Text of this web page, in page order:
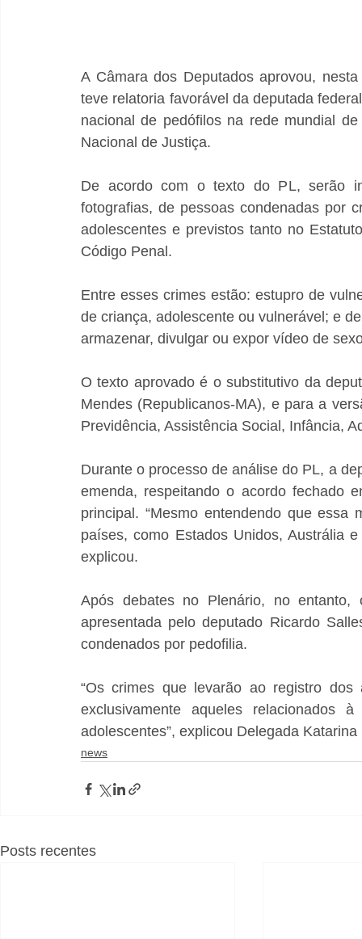
A Câmara dos Deputados aprovou,
teve relatoria favorável da deputada
nacional de pedófilos na rede mundial
Nacional de Justiça.
De acordo com o texto do PL, serão
fotografias, de pessoas condenadas por
adolescentes e previstos tanto no
Código Penal.
Entre esses crimes estão: estupro de
de criança, adolescente ou vulnerável; e
armazenar, divulgar ou expor vídeo de
O texto aprovado é o substitutivo da
Mendes (Republicanos-MA), e para a
Previdência, Assistência Social, Infância,
Durante o processo de análise do PL, a
emenda, respeitando o acordo fechado
principal. “Mesmo entendendo que
países, como Estados Unidos, Austrália
explicou.
Após debates no Plenário, no entanto,
apresentada pelo deputado Ricardo
condenados por pedofilia.
“Os crimes que levarão ao registro
exclusivamente aqueles relacionados
adolescentes”, explicou Delegada
news
Posts recentes